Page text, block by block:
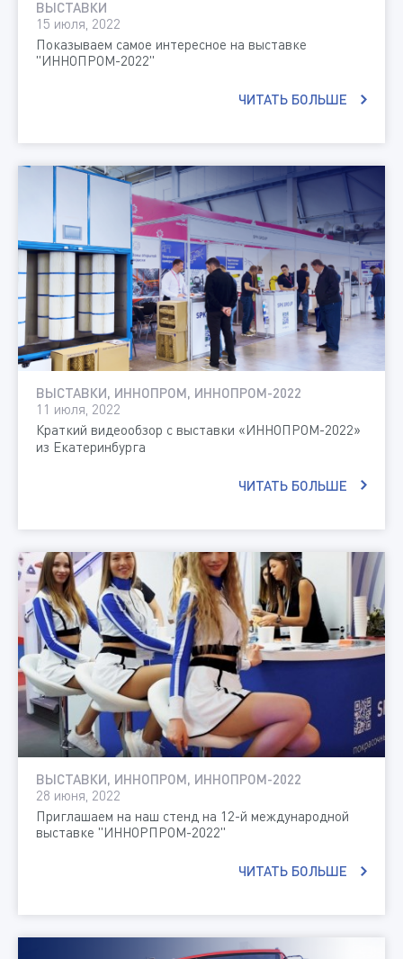
ВЫСТАВКИ
15 июля, 2022
Показываем самое интересное на выставке
"ИННОПРОМ-2022"
ЧИТАТЬ БОЛЬШЕ
ВЫСТАВКИ, ИННОПРОМ, ИННОПРОМ-2022
11 июля, 2022
Краткий видеообзор с выставки «ИННОПРОМ-2022»
из Екатеринбурга
ЧИТАТЬ БОЛЬШЕ
ВЫСТАВКИ, ИННОПРОМ, ИННОПРОМ-2022
28 июня, 2022
Приглашаем на наш стенд на 12-й международной
выставке "ИННОРПРОМ-2022"
ЧИТАТЬ БОЛЬШЕ